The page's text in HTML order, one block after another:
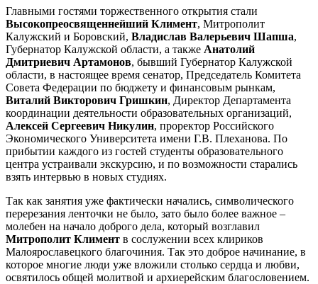
Главными гостями торжественного открытия стали
Высокопреосвященнейший Климент, Митрополит
Калужский и Боровский, Владислав Валерьевич Шапша,
Губернатор Калужской области, а также Анатолий
Дмитриевич Артамонов, бывший Губернатор Калужской
области, в настоящее время сенатор, Председатель Комитета
Совета Федерации по бюджету и финансовым рынкам,
Виталий Викторович Гришкин, Директор Департамента
координации деятельности образовательных организаций,
Алексей Сергеевич Никулин, проректор Российского
Экономического Университета имени Г.В. Плеханова. По
прибытии каждого из гостей студенты образовательного
центра устраивали экскурсию, и по возможности старались
взять интервью в новых студиях.
Так как занятия уже фактически начались, символического
перерезания ленточки не было, зато было более важное –
молебен на начало доброго дела, который возглавил
Митрополит Климент в сослужении всех клириков
Малоярославецкого благочиния. Так это доброе начинание, в
которое многие люди уже вложили столько сердца и любви,
освятилось общей молитвой и архиерейским благословением.